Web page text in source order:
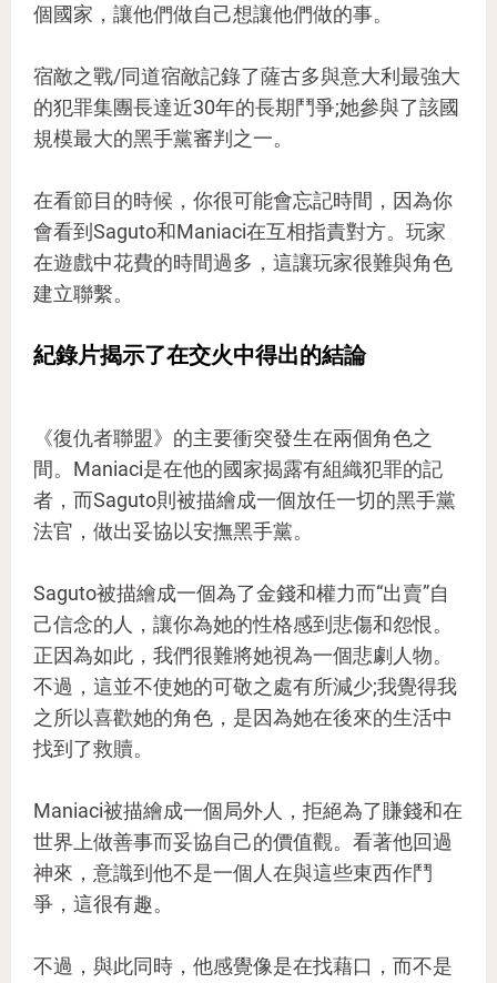
個國家，讓他們做自己想讓他們做的事。
宿敵之戰/同道宿敵記錄了薩古多與意大利最強大
的犯罪集團長達近30年的長期鬥爭;她參與了該國
規模最大的黑手黨審判之一。
在看節目的時候，你很可能會忘記時間，因為你
會看到Saguto和Maniaci在互相指責對方。玩家
在遊戲中花費的時間過多，這讓玩家很難與角色
建立聯繫。
紀錄片揭示了在交火中得出的結論
《復仇者聯盟》的主要衝突發生在兩個角色之
間。Maniaci是在他的國家揭露有組織犯罪的記
者，而Saguto則被描繪成一個放任一切的黑手黨
法官，做出妥協以安撫黑手黨。
Saguto被描繪成一個為了金錢和權力而“出賣”自
己信念的人，讓你為她的性格感到悲傷和怨恨。
正因為如此，我們很難將她視為一個悲劇人物。
不過，這並不使她的可敬之處有所減少;我覺得我
之所以喜歡她的角色，是因為她在後來的生活中
找到了救贖。
Maniaci被描繪成一個局外人，拒絕為了賺錢和在
世界上做善事而妥協自己的價值觀。看著他回過
神來，意識到他不是一個人在與這些東西作鬥
爭，這很有趣。
不過，與此同時，他感覺像是在找藉口，而不是